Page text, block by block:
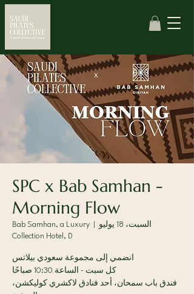
SPC x Bab Samhan -
Morning Flow
السبت، 18 يوليو
Bab Samhan, a Luxury
Collection Hotel, D
فندق باب سمحان، أحد فنادق لاكشري كوليكشن،